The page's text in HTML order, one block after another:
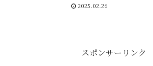
2025.02.26
スポンサーリンク